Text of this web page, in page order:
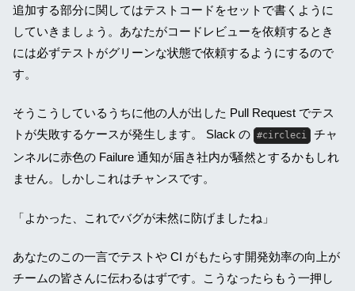
追加する部分に関してはテストコードをセットで書くように
していきましょう。あなたがコードレビューを依頼するとき
には必ずテストがグリーンな状態で依頼するようにするので
す。
そうこうしているうちに他の人が出した Pull Request でテス
トが失敗するケースが発生します。 Slack の #circleci チャ
ンネルに赤色の Failure 通知が届き社内が騒然とするかもしれ
ません。しかしこれはチャンスです。
「よかった、これでバグが未然に防げましたね」
あなたのこの一言でテストや CI がもたらす開発効率の向上が
チームの皆さんに伝わるはずです。こうなったらもう一押し